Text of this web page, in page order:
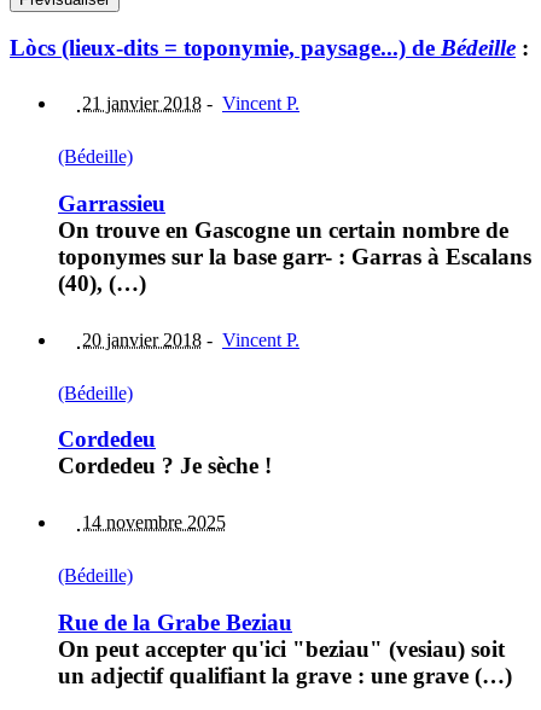
Lòcs (lieux-dits = toponymie, paysage...) de Bédeille :
21 janvier 2018 - Vincent P.
(Bédeille)
Garrassieu
On trouve en Gascogne un certain nombre de
toponymes sur la base garr- : Garras à Escalans
(40), (…)
20 janvier 2018 - Vincent P.
(Bédeille)
Cordedeu
Cordedeu ? Je sèche !
14 novembre 2025
(Bédeille)
Rue de la Grabe Beziau
On peut accepter qu'ici "beziau" (vesiau) soit
un adjectif qualifiant la grave : une grave (…)